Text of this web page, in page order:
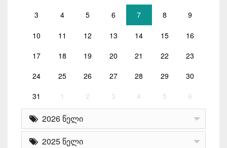
3 4 5 6 7 8 9
10 11 12 13 14 15 16
17 18 19 20 21 22 23
24 25 26 27 28 29 30
31 1 2 3 4 5 6
2026 წელი
2025 წელი